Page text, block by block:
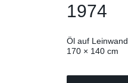
1974
Öl auf Leinwand
170 × 140 cm